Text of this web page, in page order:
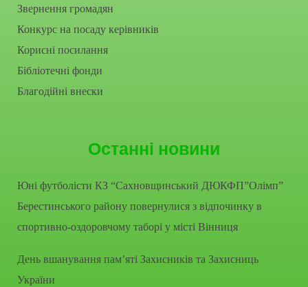
Звернення громадян
Конкурс на посаду керівників
Корисні посилання
Бібліотечні фонди
Благодійні внески
Останні новини
Юні футболісти КЗ “Сахновщинський ДЮКФП”Олімп”
Берестинського району повернулися з відпочинку в
спортивно-оздоровчому таборі у місті Вінниця
День вшанування пам’яті Захисників та Захисниць
України